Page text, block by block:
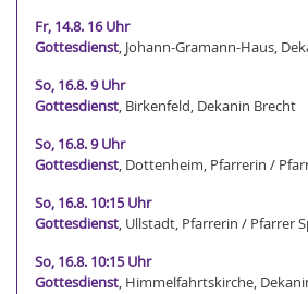
Fr, 14.8. 16 Uhr
Gottesdienst, Johann-Gramann-Haus,
So, 16.8. 9 Uhr
Gottesdienst, Birkenfeld, Dekanin Brecht
So, 16.8. 9 Uhr
Gottesdienst, Dottenheim, Pfarrerin /
So, 16.8. 10:15 Uhr
Gottesdienst, Ullstadt, Pfarrerin / Pfarrer
So, 16.8. 10:15 Uhr
Gottesdienst, Himmelfahrtskirche,